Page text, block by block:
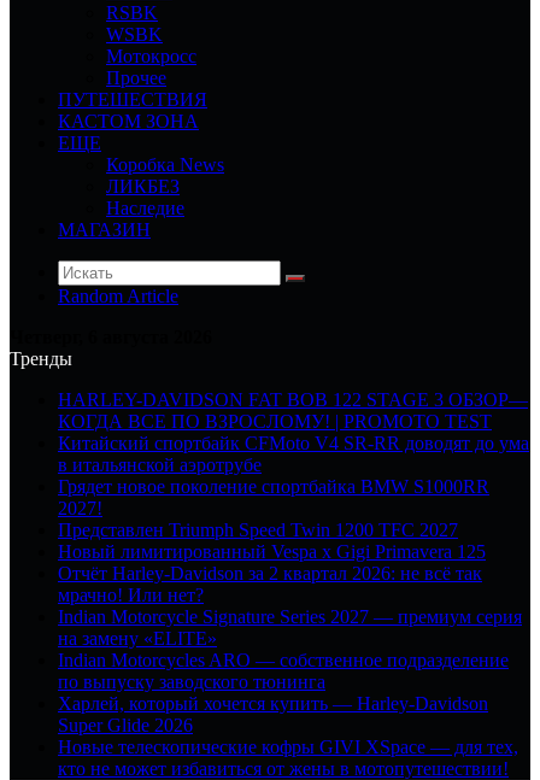
RSBK
WSBK
Мотокросс
Прочее
ПУТЕШЕСТВИЯ
КАСТОМ ЗОНА
ЕЩЕ
Коробка News
ЛИКБЕЗ
Наследие
МАГАЗИН
Random Article
Тренды
HARLEY-DAVIDSON FAT BOB 122 STAGE 3 ОБЗОР—
КОГДА ВСЕ ПО ВЗРОСЛОМУ! | PROMOTO TEST
Китайский спортбайк CFMoto V4 SR-RR доводят до ума
в итальянской аэротрубе
Грядет новое поколение спортбайка BMW S1000RR
2027!
Представлен Triumph Speed Twin 1200 TFC 2027
Новый лимитированный Vespa x Gigi Primavera 125
Отчёт Harley-Davidson за 2 квартал 2026: не всё так
мрачно! Или нет?
Indian Motorcycle Signature Series 2027 — премиум серия
на замену «ELITE»
Indian Motorcycles ARO — собственное подразделение
по выпуску заводского тюнинга
Харлей, который хочется купить — Harley-Davidson
Super Glide 2026
Новые телескопические кофры GIVI XSpace — для тех,
кто не может избавиться от жены в мотопутешествии!